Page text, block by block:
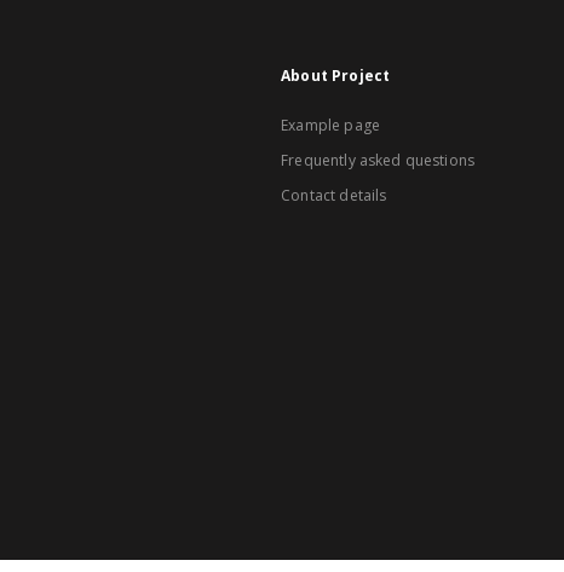
About Project
Example page
Frequently asked questions
Contact details